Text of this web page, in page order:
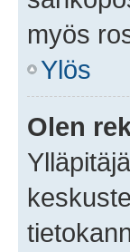
myös
Ylös
Olen